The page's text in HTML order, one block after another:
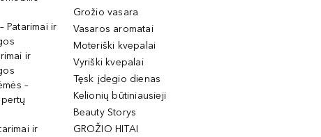
Patarimai ir
ir
–
ir
Grožio vasara
Vasaros aromatai
Moteriški kvepalai
Vyriški kvepalai
Tęsk įdegio dienas
Kelionių būtiniausieji
Beauty Storys
GROŽIO HITAI